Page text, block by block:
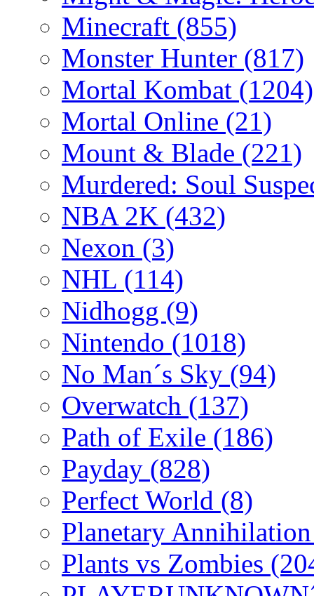
Minecraft (855)
Monster Hunter (817)
Mortal Kombat (1204)
Mortal Online (21)
Mount & Blade (221)
Murdered: Soul
NBA 2K (432)
Nexon (3)
NHL (114)
Nidhogg (9)
Nintendo (1018)
No Man´s Sky (94)
Overwatch (137)
Path of Exile (186)
Payday (828)
Perfect World (8)
Planetary
Plants vs Zombies